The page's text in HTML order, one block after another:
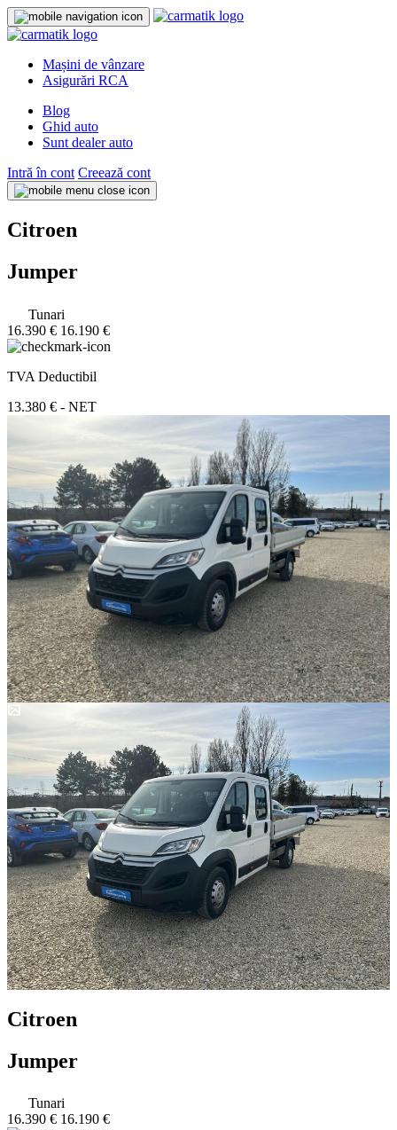
Mașini de vânzare
Asigurări RCA
Blog
Ghid auto
Sunt dealer auto
Intră în cont Creează cont
Citroen
Jumper
Tunari
16.390 € 16.190 €
TVA Deductibil
13.380 € - NET
Citroen
Jumper
Tunari
16.390 € 16.190 €